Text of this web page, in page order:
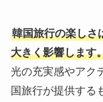
韓国旅行の楽しさ
大きく影響します
光の充実感やアク
国旅行が提供する